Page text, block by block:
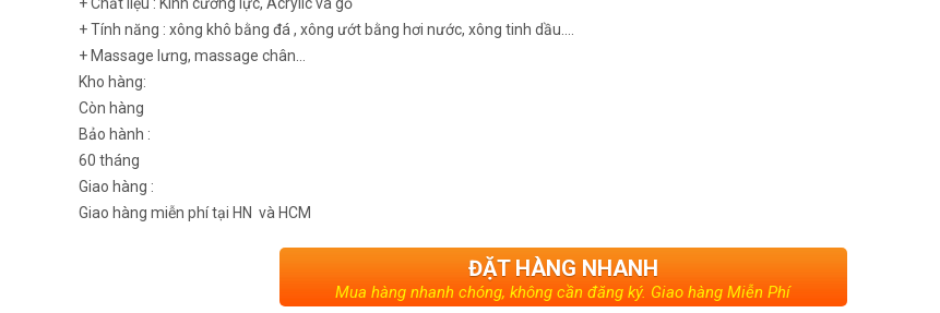
+ Tính năng : xông khô bằng đá , xông ướt bằng hơi nước, xông tinh dầu….
+ Massage lưng, massage chân…
Kho hàng:
Còn hàng
Bảo hành :
60 tháng
Giao hàng :
Giao hàng miễn phí tại HN và HCM
ĐẶT HÀNG NHANH
Mua hàng nhanh chóng, không cần đăng ký. Giao hàng Miễn Phí